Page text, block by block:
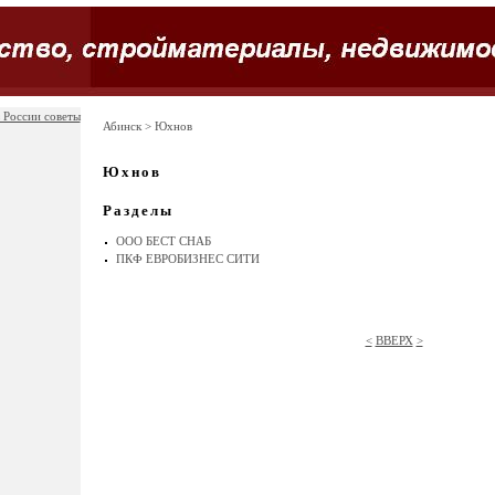
советы
Абинск> Юхнов
Юхнов
Разделы
ООО БЕСТ СНАБ
ПКФ ЕВРОБИЗНЕС СИТИ
< ВВЕРХ >